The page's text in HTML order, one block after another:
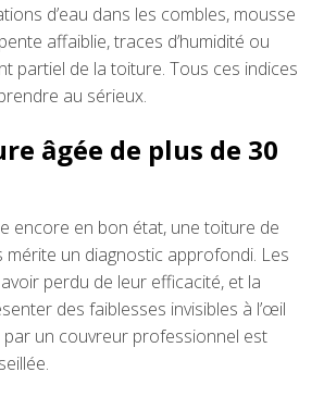
d’eau dans les combles, mousse
affaiblie, traces d’humidité ou
partiel de la toiture. Tous ces indices
au sérieux.
âgée de plus de 30
encore en bon état, une toiture de
mérite un diagnostic approfondi. Les
perdu de leur efficacité, et la
des faiblesses invisibles à l’œil
par un couvreur professionnel est